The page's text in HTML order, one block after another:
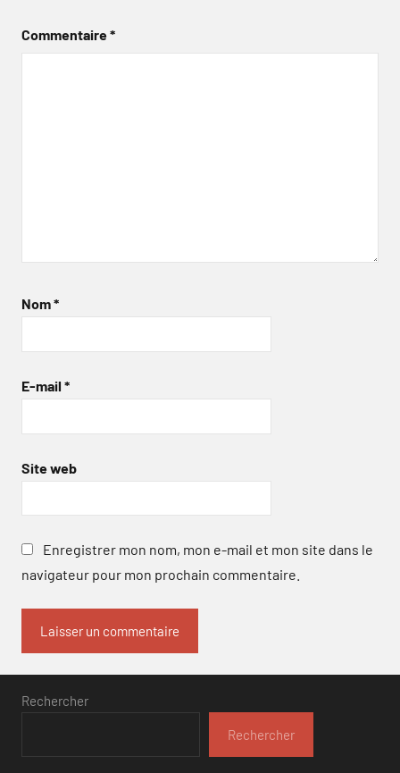
Commentaire*
Nom*
E-mail *
Site web
Enregistrer mon nom, mon e-mail et mon site dans le
navigateur pour mon prochain commentaire.
Rechercher
Rechercher